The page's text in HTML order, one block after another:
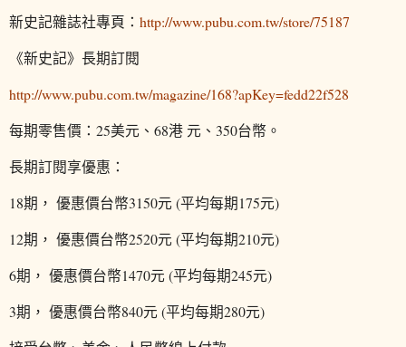
新史記雜誌社專頁： http://www.pubu.com.tw/store/75187
《新史記》長期訂閱
http://www.pubu.com.tw/magazine/168?apKey=fedd22f528
每期零售價：25美元、68港 元、350台幣。
長期訂閱享優惠：
18期， 優惠價台幣3150元 (平均每期175元)
12期， 優惠價台幣2520元 (平均每期210元)
6期， 優惠價台幣1470元 (平均每期245元)
3期， 優惠價台幣840元 (平均每期280元)